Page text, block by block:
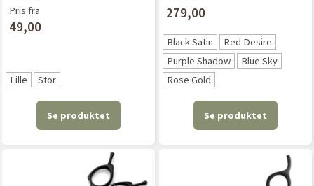
Pris fra
49,00
Lille Stor
Se produktet
279,00
Black Satin
Red Desire
Purple Shadow
Blue Sky
Rose Gold
Se produktet